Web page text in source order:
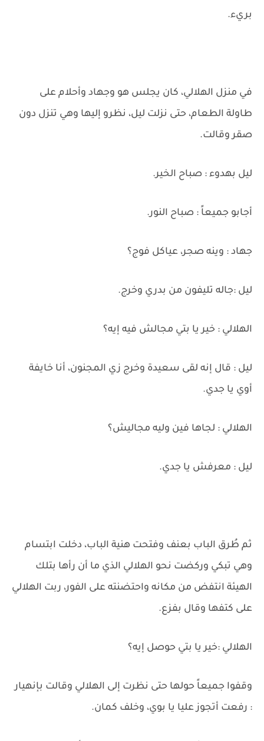
بريء.
في منزل الهلالي، كان يجلس هو وجهاد وأحلام على
طاولة الطعام، حتى نزلت ليل، نظرو إليها وهي تنزل دون
صقر وقالت.
ليل بهدوء : صباح الخير.
أجابو جميعاً : صباح النور.
جهاد : وينه صجر، عياكل فوج؟
ليل :جاله تليفون من بدري وخرج.
الهلالي : خير يا بتي مجالش فيه إيه؟
ليل : قال إنه لقى سعيدة وخرج زي المجنون، أنا خايفة
أوي يا جدي.
الهلالي : لجاها فين وليه مجاليش؟
ليل : معرفش يا جدي.
ثم طُرق الباب بعنف وفتحت هنية الباب، دخلت ابتسام
وهي تبكي وركضت نحو الهلالي الذي ما أن رأها بتلك
الهيئة انتفض من مكانه واحتضنته على الفور، ربت الهلالي
على كتفها وقال بفزع.
الهلالي :خير يا بتي حوصل إيه؟
وقفوا جميعاً حولها حتى نظرت إلى الهلالي وقالت بإنهيار
: رفعت أتجوز عليا يا بوي، وخلف كمان.